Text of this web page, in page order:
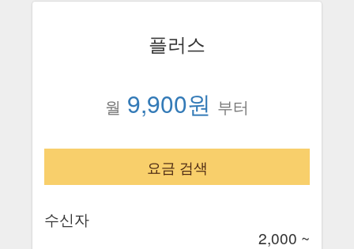
플러스
월 9,900원 부터
요금 검색
수신자
2,000 ~